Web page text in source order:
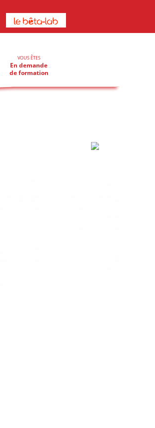
VOUS ÊTES
En demande
de formation